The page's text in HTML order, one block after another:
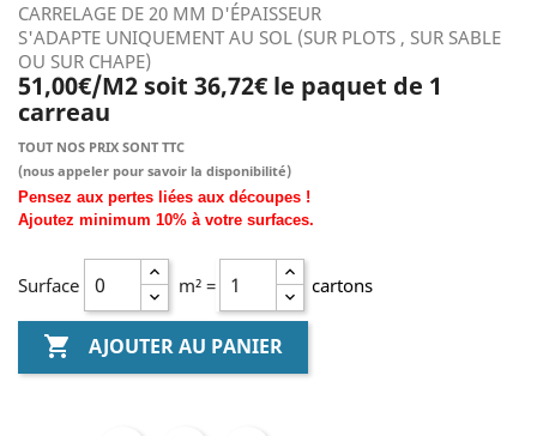
CARRELAGE DE 20 MM D'ÉPAISSEUR
S'ADAPTE UNIQUEMENT AU SOL (SUR PLOTS , SUR SABLE
OU SUR CHAPE)
51,00€/M2 soit 36,72€ le paquet de 1
carreau
TOUT NOS PRIX SONT TTC
(nous appeler pour savoir la disponibilité)
Pensez aux pertes liées aux découpes !
Ajoutez minimum 10% à votre surfaces.
Surface m² = cartons
 AJOUTER AU PANIER